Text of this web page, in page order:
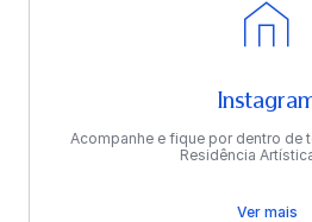
Acompanhe e fique por dentro de
Residência
Ver mais